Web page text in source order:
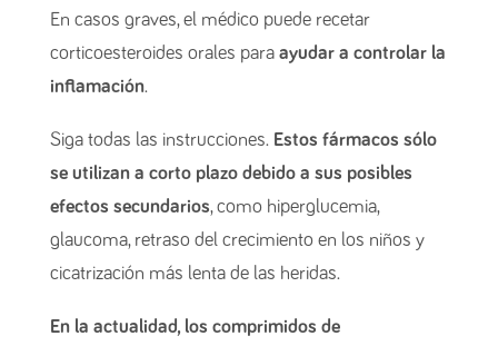
En casos graves, el médico puede recetar
corticoesteroides orales para ayudar a controlar la
inflamación.
Siga todas las instrucciones. Estos fármacos sólo
se utilizan a corto plazo debido a sus posibles
efectos secundarios, como hiperglucemia,
glaucoma, retraso del crecimiento en los niños y
cicatrización más lenta de las heridas.
En la actualidad, los comprimidos de